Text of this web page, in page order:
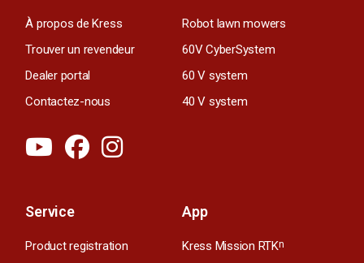
À propos de Kress
Trouver un revendeur
Dealer portal
Contactez-nous
Robot lawn mowers
60V CyberSystem
60 V system
40 V system
Service
Product registration
App
Kress Mission RTKn